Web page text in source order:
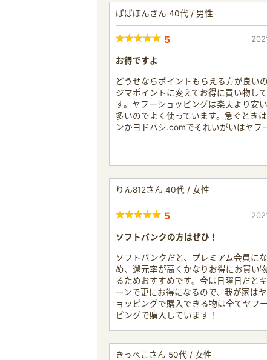
ぱぱぼんさん 40代 / 男性
5
お得ですよ
どうせならポイントもらえる方が良い
ジマポイントに変えてお得に買い物し
す。ヤフーショッピングは楽天より安
多いのでよく使っています。急ぐとき
ンかヨドバシ.comでそれいがいはヤフ
りん812さん 40代 / 女性
5
ソフトバンクの方はぜひ！
ソフトバンクだと、プレミアム会員に
め、還元率が高くかなりお得にお買い
るためおすすめです。今は日曜日だと
ーンで更にお得になるので、我が家は
ョッピングで購入できる物は全てヤフ
ピングで購入しています！
きっぺこさん 50代 / 女性